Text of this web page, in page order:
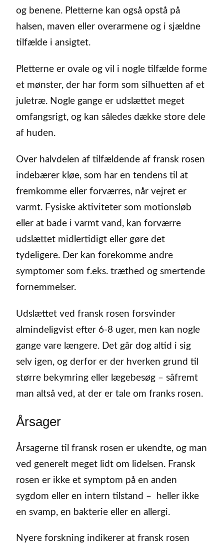
og benene. Pletterne kan også opstå på
halsen, maven eller overarmene og i sjældne
tilfælde i ansigtet.
Pletterne er ovale og vil i nogle tilfælde forme
et mønster, der har form som silhuetten af et
juletræ. Nogle gange er udslættet meget
omfangsrigt, og kan således dække store dele
af huden.
Over halvdelen af tilfældende af fransk rosen
indebærer kløe, som har en tendens til at
fremkomme eller forværres, når vejret er
varmt. Fysiske aktiviteter som motionsløb
eller at bade i varmt vand, kan forværre
udslættet midlertidigt eller gøre det
tydeligere. Der kan forekomme andre
symptomer som f.eks. træthed og smertende
fornemmelser.
Udslættet ved fransk rosen forsvinder
almindeligvist efter 6-8 uger, men kan nogle
gange vare længere. Det går dog altid i sig
selv igen, og derfor er der hverken grund til
større bekymring eller lægebesøg – såfremt
man altså ved, at der er tale om franks rosen.
Årsager
Årsagerne til fransk rosen er ukendte, og man
ved generelt meget lidt om lidelsen. Fransk
rosen er ikke et symptom på en anden
sygdom eller en intern tilstand – heller ikke
en svamp, en bakterie eller en allergi.
Nyere forskning indikerer at fransk rosen